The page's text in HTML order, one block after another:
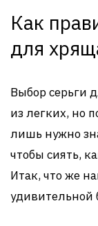
Как
для
Выбор серьги
из легких, но
лишь нужно
чтобы сиять,
Итак, что же
удивительной